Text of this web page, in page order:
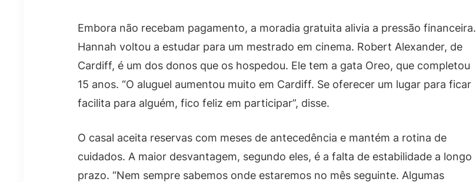
Embora não recebam pagamento, a moradia gratuita alivia a pressão financeira.
Hannah voltou a estudar para um mestrado em cinema. Robert Alexander, de
Cardiff, é um dos donos que os hospedou. Ele tem a gata Oreo, que completou
15 anos. “O aluguel aumentou muito em Cardiff. Se oferecer um lugar para ficar
facilita para alguém, fico feliz em participar”, disse.
O casal aceita reservas com meses de antecedência e mantém a rotina de
cuidados. A maior desvantagem, segundo eles, é a falta de estabilidade a longo
prazo. “Nem sempre sabemos onde estaremos no mês seguinte. Algumas